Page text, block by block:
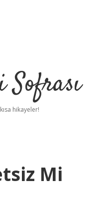
Sofrası
hikayeler!
Mi